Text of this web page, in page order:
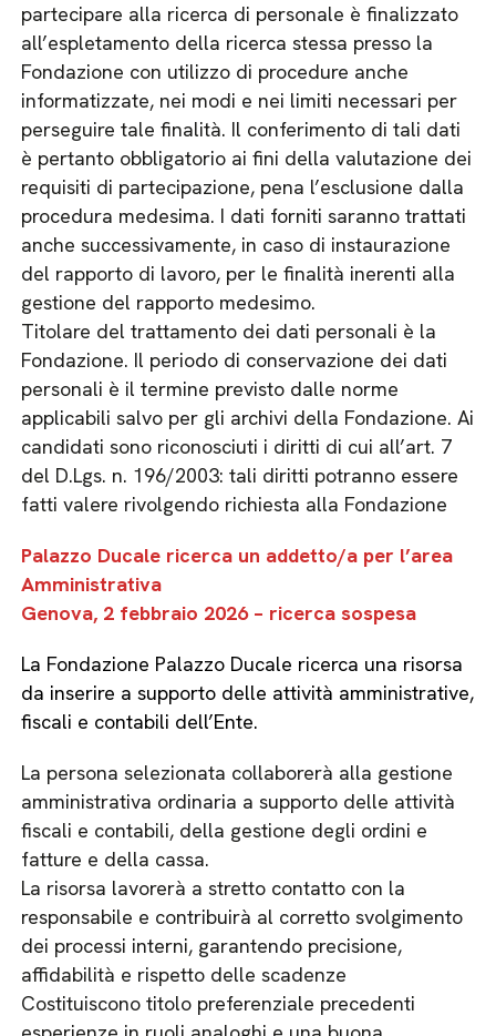
partecipare alla ricerca di personale è finalizzato
all’espletamento della ricerca stessa presso la
Fondazione con utilizzo di procedure anche
informatizzate, nei modi e nei limiti necessari per
perseguire tale finalità. Il conferimento di tali dati
è pertanto obbligatorio ai fini della valutazione dei
requisiti di partecipazione, pena l’esclusione dalla
procedura medesima. I dati forniti saranno trattati
anche successivamente, in caso di instaurazione
del rapporto di lavoro, per le finalità inerenti alla
gestione del rapporto medesimo.
Titolare del trattamento dei dati personali è la
Fondazione. Il periodo di conservazione dei dati
personali è il termine previsto dalle norme
applicabili salvo per gli archivi della Fondazione. Ai
candidati sono riconosciuti i diritti di cui all’art. 7
del D.Lgs. n. 196/2003: tali diritti potranno essere
fatti valere rivolgendo richiesta alla Fondazione
Palazzo Ducale ricerca un addetto/a per l’area
Amministrativa
Genova, 2 febbraio 2026 – ricerca sospesa
La Fondazione Palazzo Ducale ricerca una risorsa
da inserire a supporto delle attività amministrative,
fiscali e contabili dell’Ente.
La persona selezionata collaborerà alla gestione
amministrativa ordinaria a supporto delle attività
fiscali e contabili, della gestione degli ordini e
fatture e della cassa.
La risorsa lavorerà a stretto contatto con la
responsabile e contribuirà al corretto svolgimento
dei processi interni, garantendo precisione,
affidabilità e rispetto delle scadenze
Costituiscono titolo preferenziale precedenti